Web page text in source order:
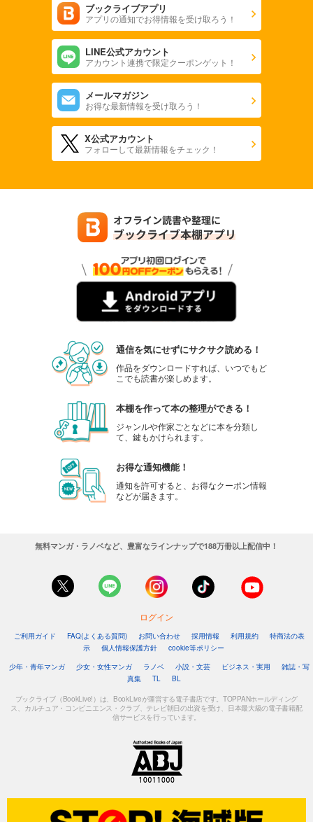
ブックライブアプリ
アプリの通知でお得情報を受け取ろう！
LINE公式アカウント
アカウント連携で限定クーポンゲット！
メールマガジン
お得な最新情報を受け取ろう！
X公式アカウント
フォローして最新情報をチェック！
通信を気にせずにサクサク読める！
作品をダウンロードすれば、いつでもど
こでも読書が楽しめます。
本棚を作って本の整理ができる！
ジャンルや作家ごとなどに本を分類し
て、鍵もかけられます。
お得な通知機能！
通知を許可すると、お得なクーポン情報
などが届きます。
無料マンガ・ラノベなど、豊富なラインナップで188万冊以上配信中！
ログイン
ご利用ガイド FAQ(よくある質問) お問い合わせ 採用情報 利用規約
特商法の表
示
個人情報保護方針
cookie等ポリシー
少年・青年マンガ
少女・女性マンガ ラノベ 小説・文芸 ビジネス・実用
雑誌・写
真集
TL BL
ブックライブ（BookLive!）は、BookLiveが運営する電子書店です。TOPPANホールディング
ス、カルチュア・コンビニエンス・クラブ、テレビ朝日の出資を受け、日本最大級の電子書籍配
信サービスを行っています。